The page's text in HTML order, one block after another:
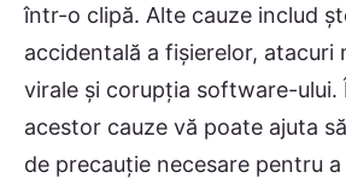
într-o clipă. Alte cauze includ
accidentală a fișierelor, atacuri
virale și corupția software-ului.
acestor cauze vă poate ajuta
de precauție necesare pentru